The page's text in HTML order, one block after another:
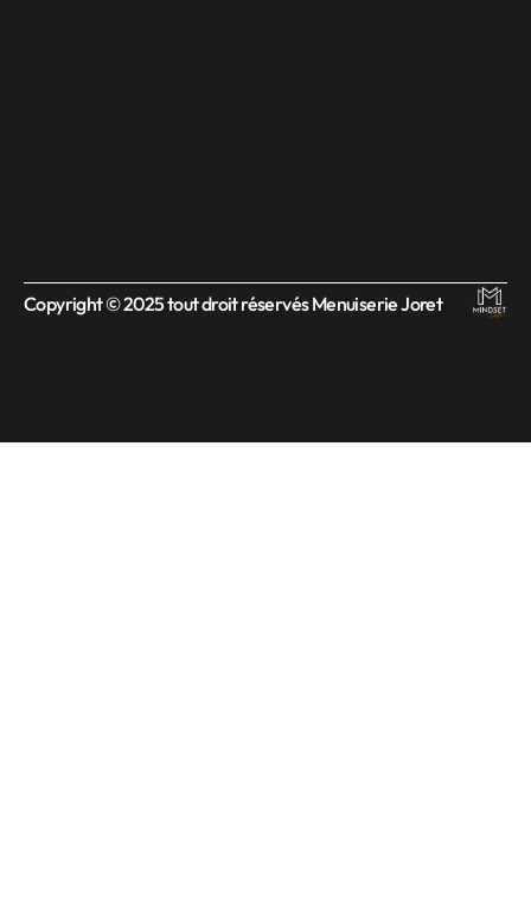
Copyright © 2025 tout droit réservés Menuiserie Joret